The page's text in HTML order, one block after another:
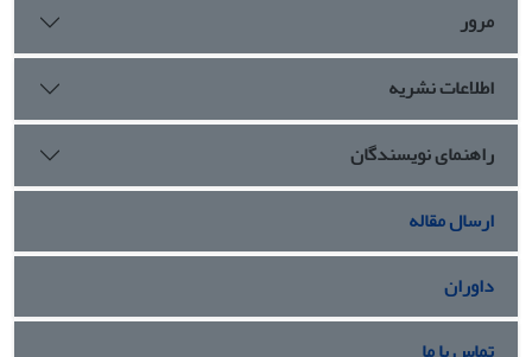
مرور
اطلاعات نشریه
راهنمای نویسندگان
ارسال مقاله
داوران